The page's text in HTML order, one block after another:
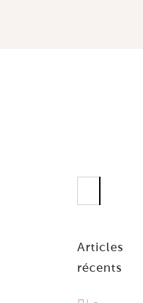
Articles
récents